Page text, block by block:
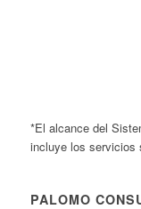
*El alcance del
incluye los servicios
PALOMO